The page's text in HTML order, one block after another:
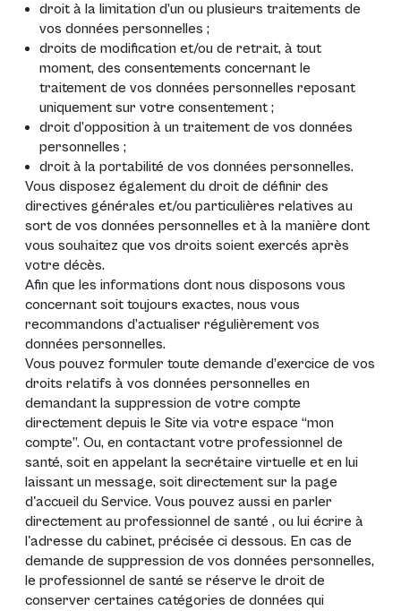
droit à la limitation d’un ou plusieurs traitements de
vos données personnelles ;
droits de modification et/ou de retrait, à tout
moment, des consentements concernant le
traitement de vos données personnelles reposant
uniquement sur votre consentement ;
droit d’opposition à un traitement de vos données
personnelles ;
droit à la portabilité de vos données personnelles.
Vous disposez également du droit de définir des
directives générales et/ou particulières relatives au
sort de vos données personnelles et à la manière dont
vous souhaitez que vos droits soient exercés après
votre décès.
Afin que les informations dont nous disposons vous
concernant soit toujours exactes, nous vous
recommandons d’actualiser régulièrement vos
données personnelles.
Vous pouvez formuler toute demande d’exercice de vos
droits relatifs à vos données personnelles en
demandant la suppression de votre compte
directement depuis le Site via votre espace “mon
compte”. Ou, en contactant votre professionnel de
santé, soit en appelant la secrétaire virtuelle et en lui
laissant un message, soit directement sur la page
d'accueil du Service. Vous pouvez aussi en parler
directement au professionnel de santé , ou lui écrire à
l'adresse du cabinet, précisée ci dessous. En cas de
demande de suppression de vos données personnelles,
le professionnel de santé se réserve le droit de
conserver certaines catégories de données qui